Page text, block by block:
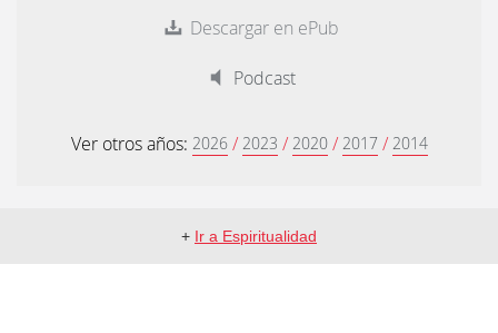
Descargar en ePub
Podcast
Ver otros años: 2026 / 2023 / 2020 / 2017 / 2014
+ Ir a Espiritualidad